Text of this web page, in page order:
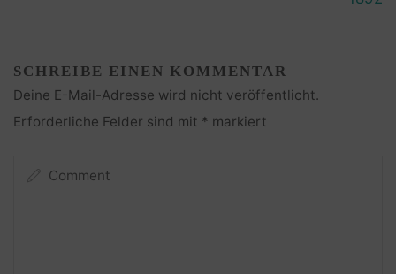
SCHREIBE EINEN KOMMENTAR
Deine E-Mail-Adresse wird nicht veröffentlicht.
Erforderliche Felder sind mit * markiert